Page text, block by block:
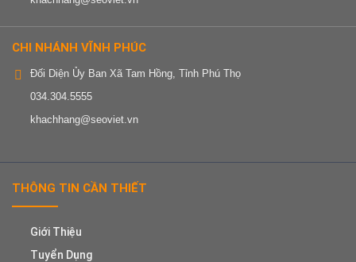
CHI NHÁNH VĨNH PHÚC
Đối Diện Ủy Ban Xã Tam Hồng, Tỉnh Phú Thọ
034.304.5555
khachhang@seoviet.vn
THÔNG TIN CẦN THIẾT
Giới Thiệu
Tuyển Dụng